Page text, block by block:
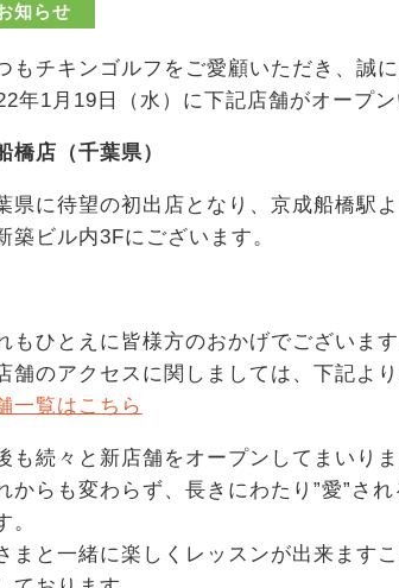
知らせ
もチキンゴルフをご愛顧いただき、誠
年1月19日（水）に下記店舗がオープン
橋店（千葉県）
県に待望の初出店となり、京成船橋駅
築ビル内3Fにございます。
もひとえに皆様方のおかげでございま
舗のアクセスに関しましては、下記よ
一覧はこちら
も続々と新店舗をオープンしてまいり
からも変わらず、長きにわたり”愛”さ
。
まと一緒に楽しくレッスンが出来ます